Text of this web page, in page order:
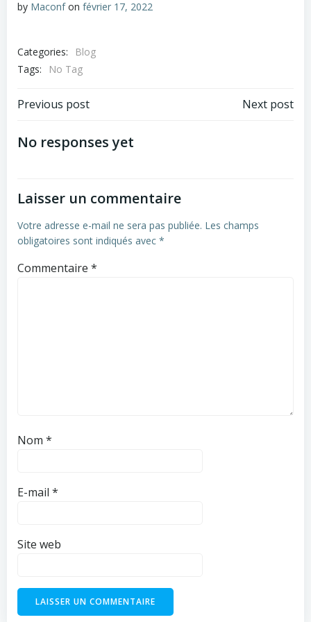
by Maconf on février 17, 2022
Categories:
Blog
Tags:
No Tag
Post
navigation
Previous post Next post
No responses yet
Laisser un commentaire
Votre adresse e-mail ne sera pas publiée. Les champs
obligatoires sont indiqués avec *
Commentaire *
Nom *
E-mail *
Site web